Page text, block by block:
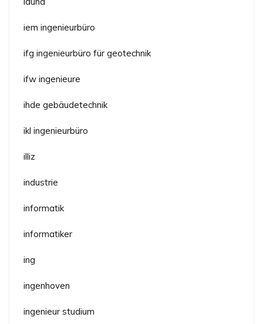
iem ingenieurbüro
ifg ingenieurbüro für geotechnik
ifw ingenieure
ihde gebäudetechnik
ikl ingenieurbüro
illiz
industrie
informatik
informatiker
ing
ingenhoven
ingenieur studium